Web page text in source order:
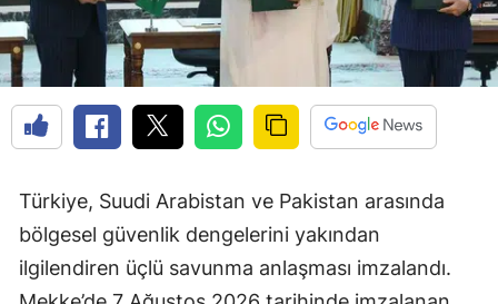
Türkiye, Suudi Arabistan ve Pakistan arasında
bölgesel güvenlik dengelerini yakından
ilgilendiren üçlü savunma anlaşması imzalandı.